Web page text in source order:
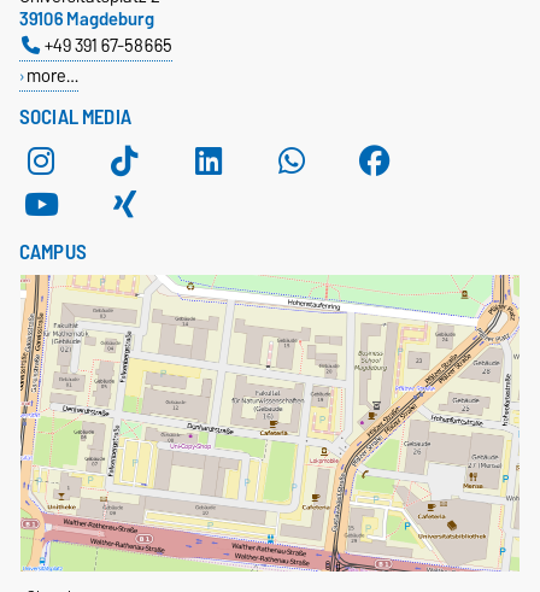
SOCIAL MEDIA
39106 Magdeburg
+49 391 67-58665
more…
CAMPUS